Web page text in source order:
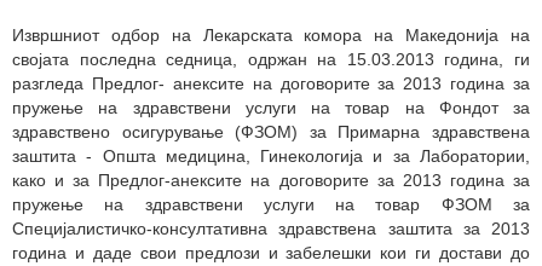
Извршниот одбор на Лекарската комора на Македонија на
својата последна седница, одржан на 15.03.2013 година, ги
разгледа Предлог- анексите на договорите за 2013 година за
пружење на здравствени услуги на товар на Фондот за
здравствено осигурување (ФЗОМ) за Примарна здравствена
заштита - Општа медицина, Гинекологија и за Лаборатории,
како и за Предлог-анексите на договорите за 2013 година за
пружење на здравствени услуги на товар ФЗОМ за
Специјалистичко-консултативна здравствена заштита за 2013
година и дадe свои предлози и забелешки кои ги достави до